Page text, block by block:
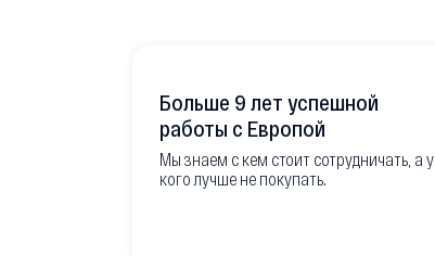
Больше 9 лет успешной
работы с Европой
Мы знаем с кем стоит сотрудничать, а у
кого лучше не покупать.